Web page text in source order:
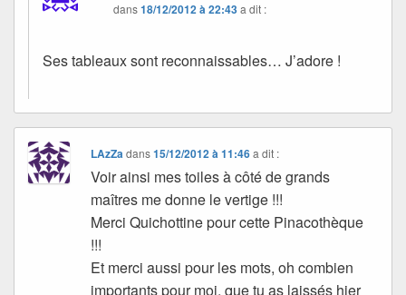
dans18/12/2012 à 22:43a dit :
Ses tableaux sont reconnaissables… J’adore !
LAzZadans15/12/2012 à 11:46 a dit :
Voir ainsi mes toiles à côté de grands
maîtres me donne le vertige !!!
Merci Quichottine pour cette Pinacothèque
!!!
Et merci aussi pour les mots, oh combien
importants pour moi, que tu as laissés hier